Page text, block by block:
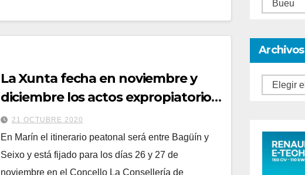
La Xunta fecha en noviembre y
diciembre los actos expropiatorios
para construir las sendas
peatonales en Bueu y Marín
21 OCTUBRE 2020
En Marín el itinerario peatonal será entre Bagüín y
Seixo y está fijado para los días 26 y 27 de
noviembre en el Concello La Consellería de
Archivos
Archivos